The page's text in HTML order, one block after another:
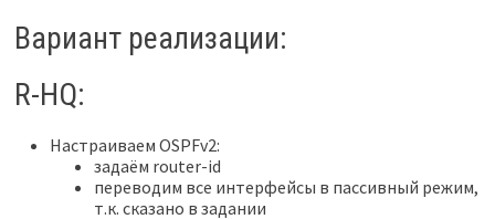
Вариант реализации:
R-HQ:
Настраиваем OSPFv2:
задаём router-id
переводим все интерфейсы в пассивный режим,
т.к. сказано в задании